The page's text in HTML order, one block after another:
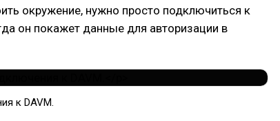
окружение, нужно просто подключиться к
он покажет данные для авторизации в
к DAVM.